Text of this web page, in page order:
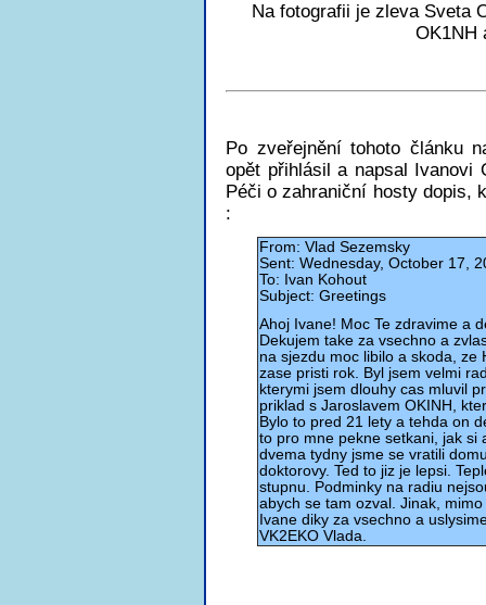
Na fotografii je zleva Sveta
OK1NH
Po zveřejnění tohoto článku
opět přihlásil a napsal Ivanovi
Péči o zahraniční hosty dopis,
:
From: Vlad Sezemsky
Sent: Wednesday, October 17,
To: Ivan Kohout
Subject: Greetings
Ahoj Ivane! Moc Te zdravime a
Dekujem take za vsechno a
na sjezdu moc libilo a skoda, ze
zase pristi rok. Byl jsem velmi
kterymi jsem dlouhy cas mluvil
priklad s Jaroslavem OKINH,
Bylo to pred 21 lety a tehda on
to pro mne pekne setkani, jak si
dvema tydny jsme se vratili
doktorovy. Ted to jiz je lepsi.
stupnu. Podminky na radiu
abych se tam ozval. Jinak,
Ivane diky za vsechno a
VK2EKO Vlada.